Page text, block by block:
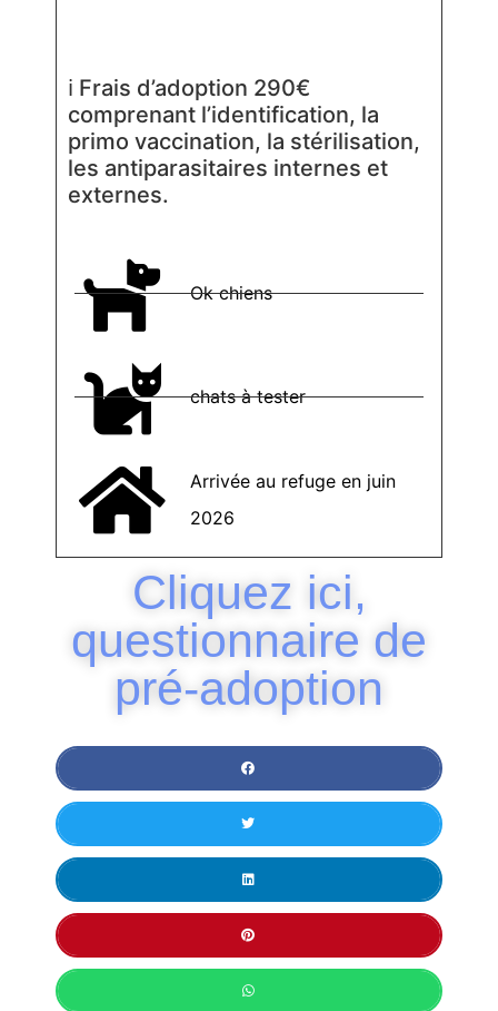
ℹ Frais d’adoption 290€
comprenant l’identification, la
primo vaccination, la stérilisation,
les antiparasitaires internes et
externes.
Ok chiens
chats à tester
Arrivée au refuge en juin
2026
Cliquez ici,
questionnaire de
pré-adoption